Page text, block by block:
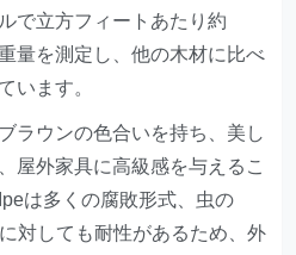
で立方フィートあたり約
量を測定し、他の木材に比べ
います。
ラウンの色合いを持ち、美し
屋外家具に高級感を与えるこ
は多くの腐敗形式、虫の
対しても耐性があるため、外